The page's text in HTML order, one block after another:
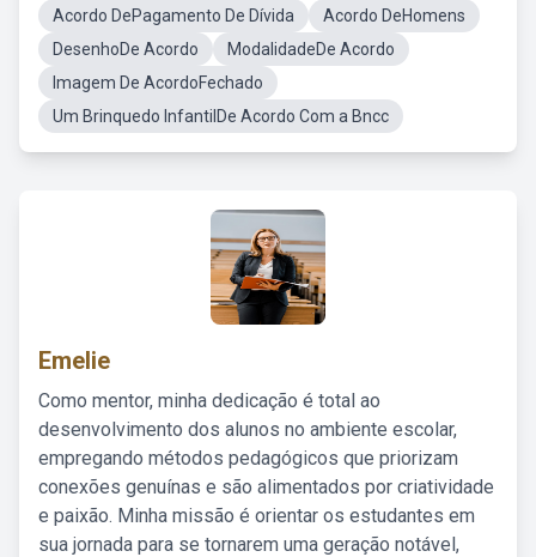
Acordo DePagamento De Dívida
Acordo DeHomens
DesenhoDe Acordo
ModalidadeDe Acordo
Imagem De AcordoFechado
Um Brinquedo InfantilDe Acordo Com a Bncc
Emelie
Como mentor, minha dedicação é total ao
desenvolvimento dos alunos no ambiente escolar,
empregando métodos pedagógicos que priorizam
conexões genuínas e são alimentados por criatividade
e paixão. Minha missão é orientar os estudantes em
sua jornada para se tornarem uma geração notável,